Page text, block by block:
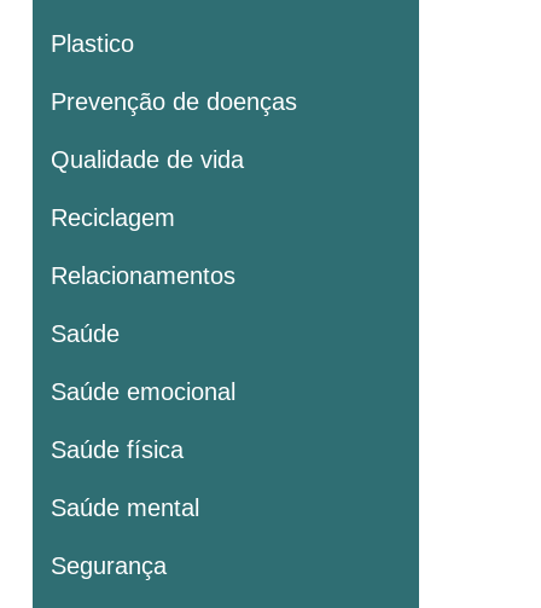
Plastico
Prevenção de doenças
Qualidade de vida
Reciclagem
Relacionamentos
Saúde
Saúde emocional
Saúde física
Saúde mental
Segurança